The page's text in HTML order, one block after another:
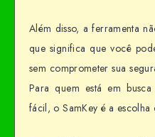
Além disso, a ferramenta
que significa que você
sem comprometer sua
Para quem está em
fácil, o SamKey é a escolha